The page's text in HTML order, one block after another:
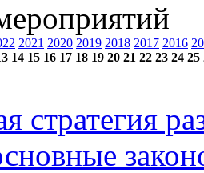
2021 2020 2019 2018 2017 2016
14 15 16 17 18 19 20 21 22 23 24 25
стратегия